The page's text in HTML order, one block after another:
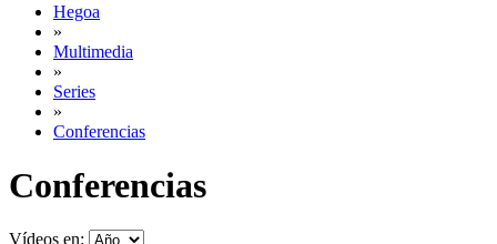
Hegoa
»
Multimedia
»
Series
»
Conferencias
Conferencias
Vídeos en: